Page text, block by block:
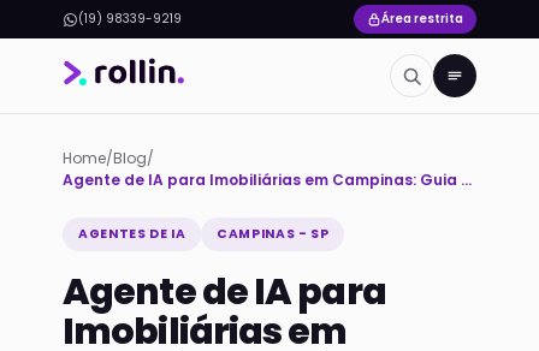
(19) 98339-9219 Área restrita
Home/Blog/
Agente de IA para Imobiliárias em Campinas: Guia Completo
AGENTES DE IA CAMPINAS - SP
Agente de IA para
Imobiliárias em